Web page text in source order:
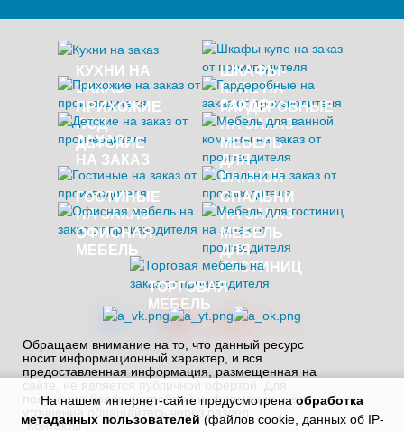
На нашем интернет-сайте предусмотренаобработка
метаданных пользователей (файлов cookie, данных об IP-
КУХНИ НА
ЗАКАЗ
ШКАФЫ-
КУПЕ НА
ЗАКАЗ
ПРИХОЖИЕ
ПОД
ЗАКАЗ
ГАРДЕРОБНЫЕ
НА ЗАКАЗ
ДЕТСКИЕ
НА ЗАКАЗ
МЕБЕЛЬ
ДЛЯ
ВАННОЙ
ГОСТИНЫЕ
НА ЗАКАЗ
СПАЛЬНИ
НА ЗАКАЗ
ОФИСНАЯ
МЕБЕЛЬ
МЕБЕЛЬ
ДЛЯ
ГОСТИНИЦ
ТОРГОВАЯ
МЕБЕЛЬ
Обращаем внимание на то, что данный ресурс
носит информационный характер, и вся
предоставленная информация, размещенная на
сайте, не является публичной офертой. Для
получения более подробной информации и ее
уточнения обращайтесь через раздел
"Контакты"!